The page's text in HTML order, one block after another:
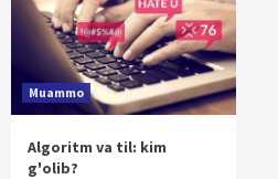
Muammo
Algoritm va til: kim
g'olib?